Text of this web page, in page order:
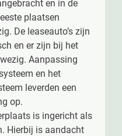
en in de
plaatsen
De leaseauto’s zijn
en er zijn bij het
Aanpassing
en het
leverden een
op.
is ingericht als
Hierbij is aandacht